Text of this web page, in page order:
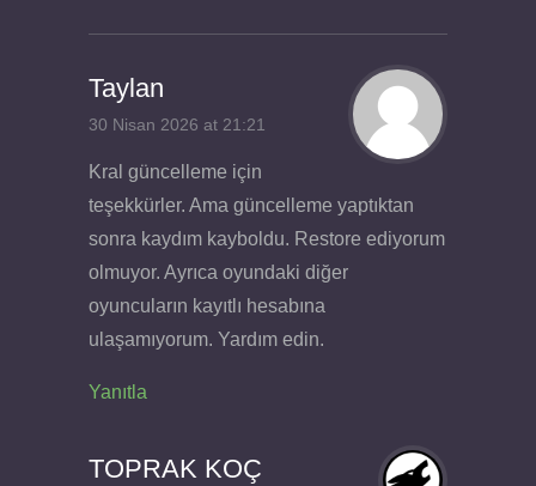
Taylan
30 Nisan 2026 at 21:21
Kral güncelleme için
teşekkürler. Ama güncelleme yaptıktan
sonra kaydım kayboldu. Restore ediyorum
olmuyor. Ayrıca oyundaki diğer
oyuncuların kayıtlı hesabına
ulaşamıyorum. Yardım edin.
Yanıtla
TOPRAK KOÇ